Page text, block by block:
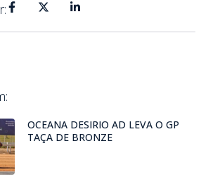
OCEANA DESIRIO AD LEVA O GP
TAÇA DE BRONZE